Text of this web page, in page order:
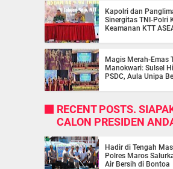
Kapolri dan
Sinergitas TNI-Polri
Keamanan KTT
Magis Merah-Emas
Manokwari: Sulsel
PSDC, Aula Unipa
RECENT POSTS.
CALON PRESIDEN
Hadir di Tengah
Polres Maros
Air Bersih di Bontoa